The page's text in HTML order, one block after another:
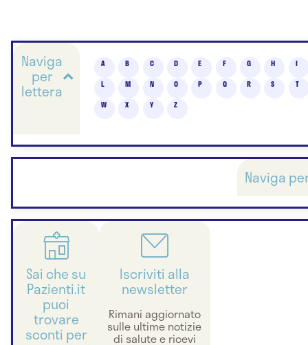
Naviga
per
lettera
A B C D E F G H
I
L
M N O P Q R S
T
W
X Y Z
Naviga
Sai che su
Pazienti.it
puoi
trovare
sconti per
Iscriviti alla
newsletter
Rimani aggiornato
sulle ultime notizie
di salute e ricevi